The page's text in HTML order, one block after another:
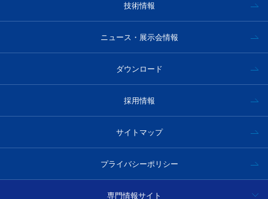
ハイパースペクトルカメラ事例｜防衛・セキュリティー分野
ハイパースペクトルカメラ事例｜農業分野
技術情報
ニュース・展示会情報
ダウンロード
採用情報
サイトマップ
プライバシーポリシー
専門情報サイト